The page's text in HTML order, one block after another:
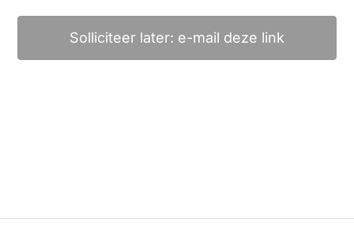
Solliciteer later: e-mail deze link